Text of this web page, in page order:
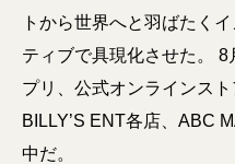
トから世界へと羽ばたく
ティブで具現化させた。
プリ、公式オンラインスト
BILLY’S ENT各店、ABC
中だ。